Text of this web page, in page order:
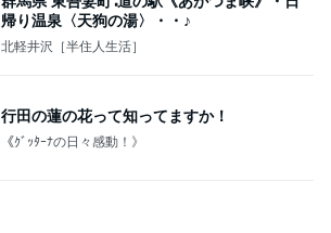
行田の蓮の花って知ってますか！
【銀座のママの人生相談】 京大・東大・ハー
バード編 天才たちの苦悩とは？頭が良すぎ
て悩む人
銀座のママブログ✨美肌で開運✨銀座ママが作った